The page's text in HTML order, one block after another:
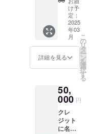
文字の
みの紹
介予定
共通
メッ
セージ
入りポ
イン入
りポス
トカー
ド 描き
下ろし
チェキ
前を備
考欄に
お願い
しま
す） ・
掲載期
間：お
披露目
ツイー
信のみ
・掲載
方法：
お披露
目ツ
イート
け予
定：
2025
年03
月
詳細を見る
こ
の
リ
タ
ー
ン
を
選
択
す
る
50,
000 円
クレ
ジット
に名前